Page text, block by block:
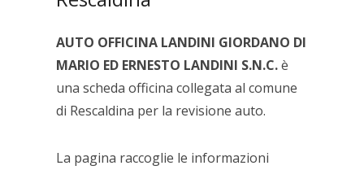
AUTO OFFICINA LANDINI GIORDANO DI
MARIO ED ERNESTO LANDINI S.N.C.è
una scheda officina collegata al comune
di Rescaldina per la revisione auto.
La pagina raccoglie le informazioni